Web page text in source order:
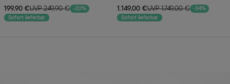
199,90 €UVP 249,90 € -20%
Sofort lieferbar
1.149,00 €UVP 1.749,00 € -34%
Sofort lieferbar